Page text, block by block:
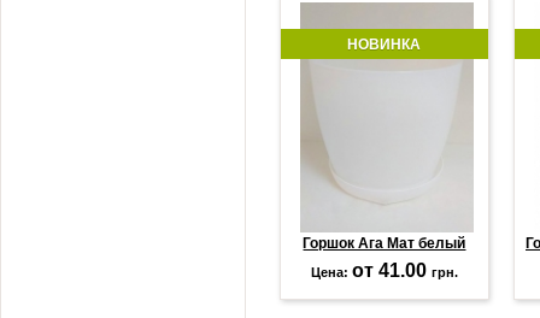
НОВИНКА
Горшок Ага Мат белый
Цена: от 41.00 грн.